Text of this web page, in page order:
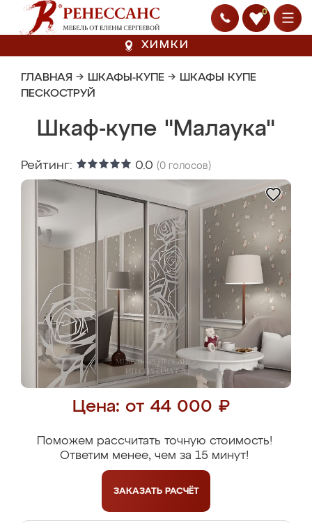
0
ХИМКИ
ГЛАВНАЯ → ШКАФЫ-КУПЕ → ШКАФЫ КУПЕ
ПЕСКОСТРУЙ
Шкаф-купе "Малаука"
Рейтинг: 0.0 (0 голосов)
Цена: от 44 000 ₽
Поможем рассчитать точную стоимость!
Ответим менее, чем за 15 минут!
ЗАКАЗАТЬ РАСЧЁТ